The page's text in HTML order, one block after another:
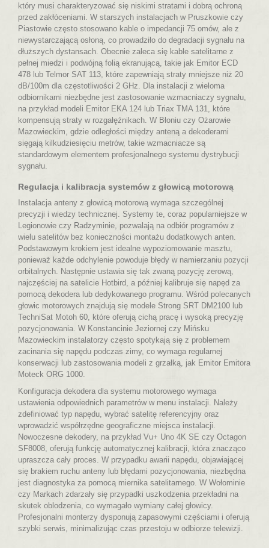
który musi charakteryzować się niskimi stratami i dobrą ochroną
przed zakłóceniami. W starszych instalacjach w Pruszkowie czy
Piastowie często stosowano kable o impedancji 75 omów, ale z
niewystarczającą osłoną, co prowadziło do degradacji sygnału na
dłuższych dystansach. Obecnie zaleca się kable satelitarne z
pełnej miedzi i podwójną folią ekranującą, takie jak Emitor ECD
478 lub Telmor SAT 113, które zapewniają straty mniejsze niż 20
dB/100m dla częstotliwości 2 GHz. Dla instalacji z wieloma
odbiornikami niezbędne jest zastosowanie wzmacniaczy sygnału,
na przykład modeli Emitor EKA 124 lub Triax TMA 131, które
kompensują straty w rozgałęźnikach. W Błoniu czy Ożarowie
Mazowieckim, gdzie odległości między anteną a dekoderami
sięgają kilkudziesięciu metrów, takie wzmacniacze są
standardowym elementem profesjonalnego systemu dystrybucji
sygnału.
Regulacja i kalibracja systemów z głowicą motorową
Instalacja anteny z głowicą motorową wymaga szczególnej
precyzji i wiedzy technicznej. Systemy te, coraz popularniejsze w
Legionowie czy Radzyminie, pozwalają na odbiór programów z
wielu satelitów bez konieczności montażu dodatkowych anten.
Podstawowym krokiem jest idealne wypoziomowanie masztu,
ponieważ każde odchylenie powoduje błędy w namierzaniu pozycji
orbitalnych. Następnie ustawia się tak zwaną pozycję zerową,
najczęściej na satelicie Hotbird, a później kalibruje się napęd za
pomocą dekodera lub dedykowanego programu. Wśród polecanych
głowic motorowych znajdują się modele Strong SRT DM2100 lub
TechniSat Motoh 60, które oferują cichą pracę i wysoką precyzję
pozycjonowania. W Konstancinie Jeziornej czy Mińsku
Mazowieckim instalatorzy często spotykają się z problemem
zacinania się napędu podczas zimy, co wymaga regularnej
konserwacji lub zastosowania modeli z grzałką, jak Emitor Emitora
Moteck ORG 1000.
Konfiguracja dekodera dla systemu motorowego wymaga
ustawienia odpowiednich parametrów w menu instalacji. Należy
zdefiniować typ napędu, wybrać satelitę referencyjny oraz
wprowadzić współrzędne geograficzne miejsca instalacji.
Nowoczesne dekodery, na przykład Vu+ Uno 4K SE czy Octagon
SF8008, oferują funkcję automatycznej kalibracji, która znacząco
upraszcza cały proces. W przypadku awarii napędu, objawiającej
się brakiem ruchu anteny lub błędami pozycjonowania, niezbędna
jest diagnostyka za pomocą miernika satelitarnego. W Wołominie
czy Markach zdarzały się przypadki uszkodzenia przekładni na
skutek oblodzenia, co wymagało wymiany całej głowicy.
Profesjonalni monterzy dysponują zapasowymi częściami i oferują
szybki serwis, minimalizując czas przestoju w odbiorze telewizji.